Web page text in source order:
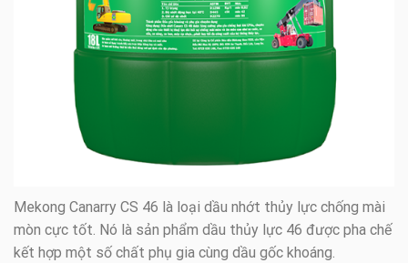
Mekong Canarry CS 46 là loại dầu nhớt thủy lực chống mài
mòn cực tốt. Nó là sản phẩm dầu thủy lực 46 được pha chế
kết hợp một số chất phụ gia cùng dầu gốc khoáng.